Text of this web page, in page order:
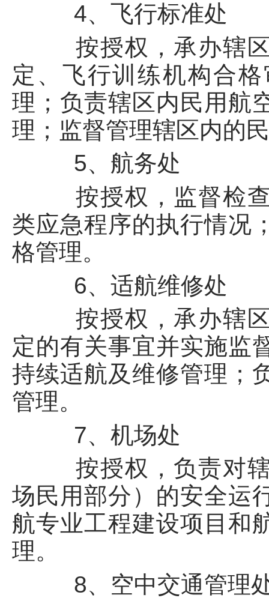
4、飞行标准处
按授权，承办辖区
定、飞行训练机构合
理；负责辖区内民用航
理；监督管理辖区内的
5、航务处
按授权，监督检查
类应急程序的执行情况
格管理。
6、适航维修处
按授权，承办辖区
定的有关事宜并实施监
持续适航及维修管理；
管理。
7、机场处
按授权，负责对辖
场民用部分）的安全运
航专业工程建设项目和
理。
8、空中交通管理